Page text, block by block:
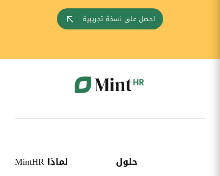
احصل على نسخة تجريبية
حلول لماذا MintHR